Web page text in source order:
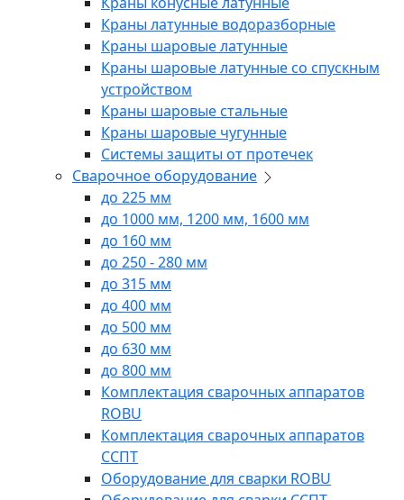
Краны латунные водоразборные
Краны шаровые латунные
Краны шаровые латунные со спускным
устройством
Краны шаровые стальные
Краны шаровые чугунные
Системы защиты от протечек
Сварочное оборудование
до 225 мм
до 1000 мм, 1200 мм, 1600 мм
до 160 мм
до 250 - 280 мм
до 315 мм
до 400 мм
до 500 мм
до 630 мм
до 800 мм
Комплектация сварочных аппаратов
ROBU
Комплектация сварочных аппаратов
ССПТ
Оборудование для сварки ROBU